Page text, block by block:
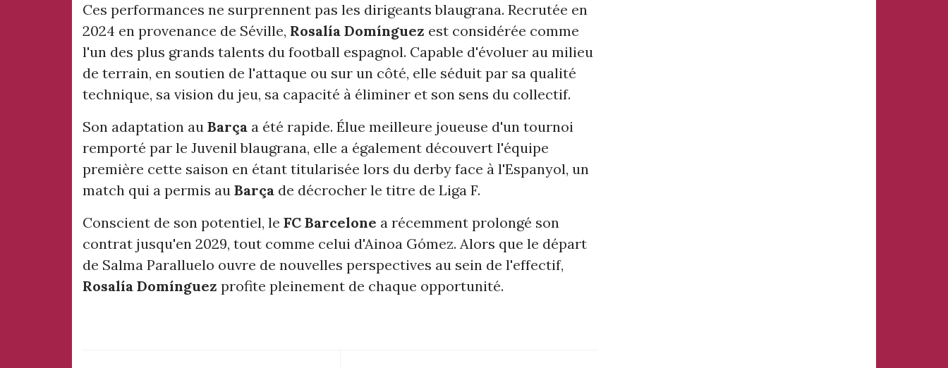
Ces performances ne surprennent pas les dirigeants blaugrana. Recrutée en
2024 en provenance de Séville, Rosalía Domínguez est considérée comme
l'un des plus grands talents du football espagnol. Capable d'évoluer au milieu
de terrain, en soutien de l'attaque ou sur un côté, elle séduit par sa qualité
technique, sa vision du jeu, sa capacité à éliminer et son sens du collectif.
Son adaptation au Barça a été rapide. Élue meilleure joueuse d'un tournoi
remporté par le Juvenil blaugrana, elle a également découvert l'équipe
première cette saison en étant titularisée lors du derby face à l'Espanyol, un
match qui a permis au Barça de décrocher le titre de Liga F.
Conscient de son potentiel, le FC Barcelone a récemment prolongé son
contrat jusqu'en 2029, tout comme celui d'Ainoa Gómez. Alors que le départ
de Salma Paralluelo ouvre de nouvelles perspectives au sein de l'effectif,
Rosalía Domínguez profite pleinement de chaque opportunité.